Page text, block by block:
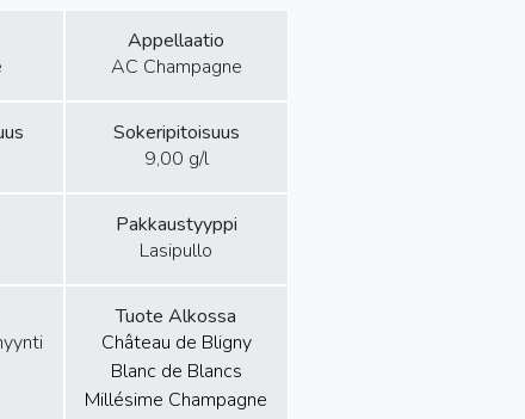
Appellaatio
AC Champagne
Sokeripitoisuus
9,00 g/l
Pakkaustyyppi
Lasipullo
Tuote Alkossa
Château de Bligny
Blanc de Blancs
Millésime Champagne